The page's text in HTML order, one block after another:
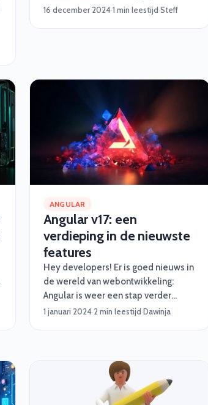
voorkomen en rode teams die
16 december 2024·1 min leestijd·Steff
ANGULAR
Angular v17: een
verdieping in de nieuwste
features
Hey developers! Er is goed nieuws in
de wereld van webontwikkeling:
Angular is weer een stap verder
gegaan met de release van versie 17.
dynamische webapplicaties. Maar
met de nieuwste versie zijn er een
aantal geweldige verbeteringen die
1 januari 2024·2 min leestijd·Dawinja